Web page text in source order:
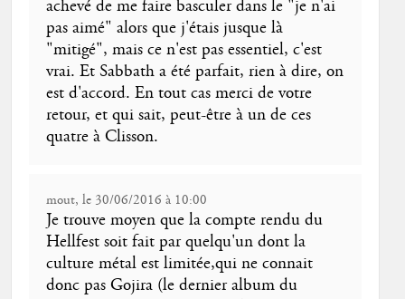
achevé de me faire basculer dans le "je n'ai
pas aimé" alors que j'étais jusque là
"mitigé", mais ce n'est pas essentiel, c'est
vrai. Et Sabbath a été parfait, rien à dire, on
est d'accord. En tout cas merci de votre
retour, et qui sait, peut-être à un de ces
quatre à Clisson.
mout, le 30/06/2016 à 10:00
Je trouve moyen que la compte rendu du
Hellfest soit fait par quelqu'un dont la
culture métal est limitée,qui ne connait
donc pas Gojira (le dernier album du